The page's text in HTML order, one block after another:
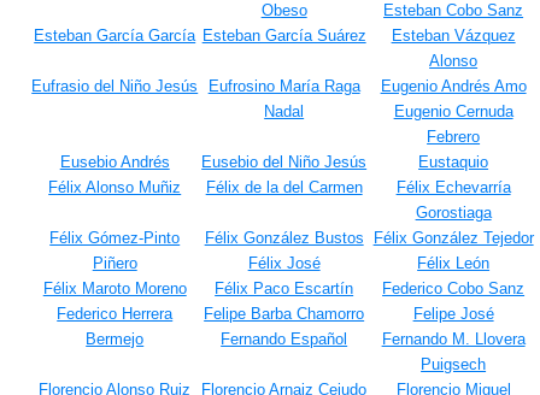
Obeso
Esteban Cobo Sanz
Esteban García García Esteban García Suárez
Esteban Vázquez
Alonso
Eufrasio del Niño Jesús
Eufrosino María Raga
Nadal
Eugenio Andrés Amo
Eugenio Cernuda
Febrero
Eusebio Andrés
Eusebio del Niño Jesús
Eustaquio
Félix Alonso Muñiz
Félix de la del Carmen
Félix Echevarría
Gorostiaga
Félix Gómez-Pinto
Piñero
Félix González Bustos
Félix González Tejedor
Félix José
Félix León
Félix Maroto Moreno
Félix Paco Escartín
Federico Cobo Sanz
Federico Herrera
Bermejo
Felipe Barba Chamorro
Felipe José
Fernando Español
Fernando M. Llovera
Puigsech
Florencio Alonso Ruiz
Florencio Arnaiz Cejudo
Florencio Miguel